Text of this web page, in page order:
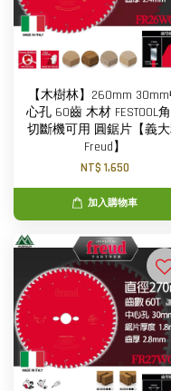
【木樹林】260mm
心孔 60齒 木材 FESTOOL
切斷機可用 圓鋸片【義
Freud】
NT$ 1,650
加入購物車